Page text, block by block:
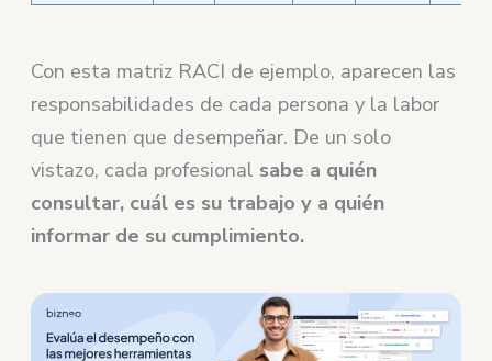
Con esta matriz RACI de ejemplo, aparecen las
responsabilidades de cada persona y la labor
que tienen que desempeñar. De un solo
vistazo, cada profesional sabe a quién
consultar, cuál es su trabajo y a quién
informar de su cumplimiento.